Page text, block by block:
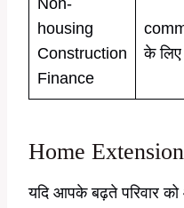
Non-
housing
Construction
Finance
के लिए
Home
यदि आपके बढ़ते परिवार